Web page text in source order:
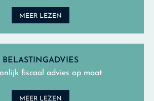
MEER LEZEN
BELASTINGADVIES
fiscaal advies op maat
MEER LEZEN